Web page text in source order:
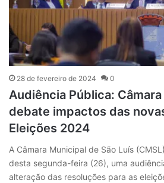
28 de fevereiro de 2024 0
Audiência Pública: Câmara
debate impactos das
Eleições 2024
A Câmara Municipal de São Luís
desta segunda-feira (26), uma
alteração das resoluções para as